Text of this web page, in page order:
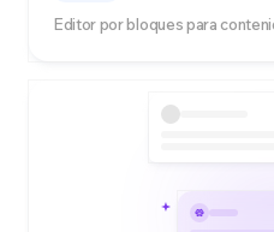
Editor por bloques para